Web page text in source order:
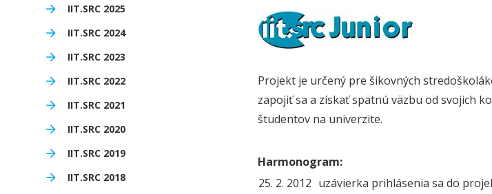
IIT.SRC 2025
IIT.SRC 2024
IIT.SRC 2023
IIT.SRC 2022
IIT.SRC 2021
IIT.SRC 2020
IIT.SRC 2019
IIT.SRC 2018
Projekt je určený pre šikovných
zapojiť sa a získať spätnú väzbu od svojich
študentov na univerzite.
Harmonogram:
25. 2. 2012 uzávierka prihlásenia sa do